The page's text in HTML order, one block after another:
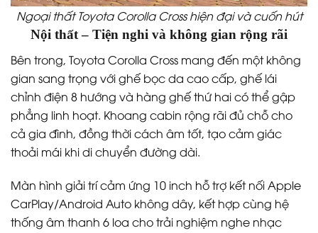
Ngoại thất Toyota Corolla Cross hiện đại và cuốn hút
Nội thất – Tiện nghi và không gian rộng rãi
Bên trong, Toyota Corolla Cross mang đến một không
gian sang trọng với ghế bọc da cao cấp, ghế lái
chỉnh điện 8 hướng và hàng ghế thứ hai có thể gập
phẳng linh hoạt. Khoang cabin rộng rãi đủ chỗ cho
cả gia đình, đồng thời cách âm tốt, tạo cảm giác
thoải mái khi di chuyển đường dài.
Màn hình giải trí cảm ứng 10 inch hỗ trợ kết nối Apple
CarPlay/Android Auto không dây, kết hợp cùng hệ
thống âm thanh 6 loa cho trải nghiệm nghe nhạc